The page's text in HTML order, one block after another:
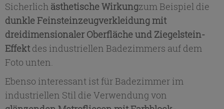
Sicherlich ästhetische Wirkungzum Beispiel die
dunkle Feinsteinzeugverkleidung mit
dreidimensionaler Oberfläche und Ziegelstein-
Effektdes industriellen Badezimmers auf dem
Foto unten.
Ebenso interessant ist für Badezimmer im
industriellen Stil die Verwendung von